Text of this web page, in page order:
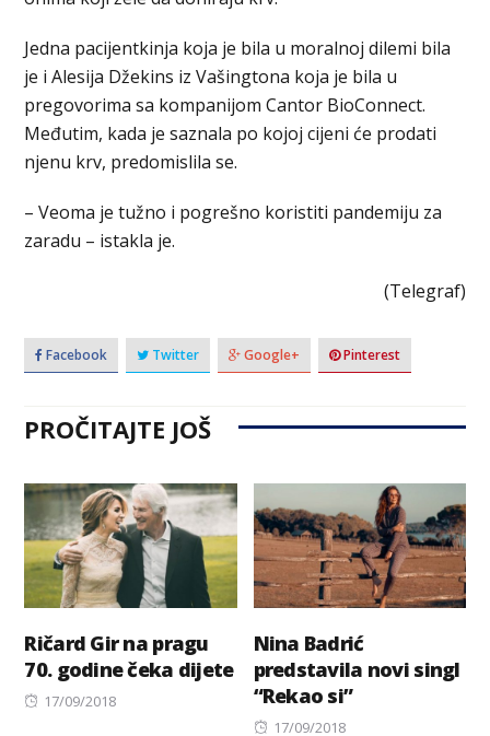
Jedna pacijentkinja koja je bila u moralnoj dilemi bila
je i Alesija Džekins iz Vašingtona koja je bila u
pregovorima sa kompanijom Cantor BioConnect.
Međutim, kada je saznala po kojoj cijeni će prodati
njenu krv, predomislila se.
– Veoma je tužno i pogrešno koristiti pandemiju za
zaradu – istakla je.
(Telegraf)
Facebook Twitter Google+ Pinterest
PROČITAJTE JOŠ
Ričard Gir na pragu
70. godine čeka dijete
Posted
17/09/2018
Nina Badrić
predstavila novi singl
“Rekao si”
Posted
17/09/2018